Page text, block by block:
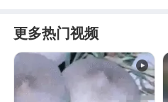
更多热门视频